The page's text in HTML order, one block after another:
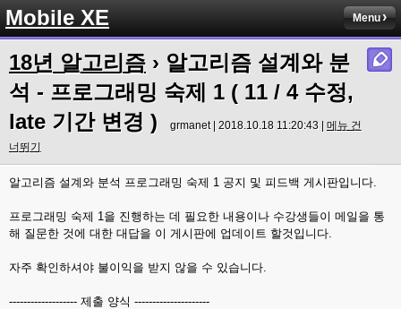
Mobile XE Menu
18년 알고리즘 › 알고리즘 설계와 분
석 - 프로그래밍 숙제 1 ( 11 / 4 수정,
late 기간 변경 )
grmanet | 2018.10.18 11:20:43 | 메뉴 건
너뛰기
알고리즘 설계와 분석 프로그래밍 숙제 1 공지 및 피드백 게시판입니다.
프로그래밍 숙제 1을 진행하는 데 필요한 내용이나 수강생들이 메일을 통
해 질문한 것에 대한 대답을 이 게시판에 업데이트 할것입니다.
자주 확인하셔야 불이익을 받지 않을 수 있습니다.
------------------- 제출 양식 ---------------------